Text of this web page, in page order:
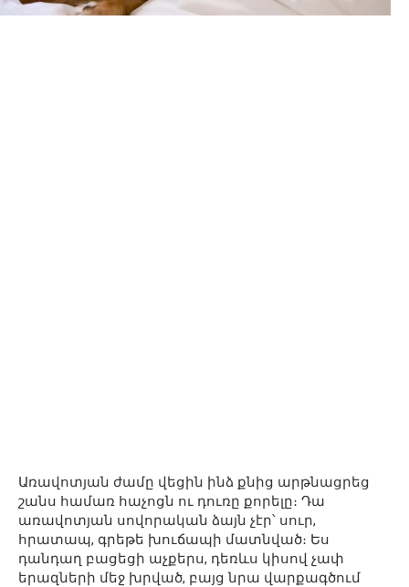
Առավոտյան ժամը վեցին ինձ քնից արթնացրեց
շանս համառ հաչոցն ու դուռը քորելը։ Դա
առավոտյան սովորական ձայն չէր՝ սուր,
հրատապ, գրեթե խուճապի մատնված։ Ես
դանդաղ բացեցի աչքերս, դեռևս կիսով չափ
երազների մեջ խրված, բայց նրա վարքագծում